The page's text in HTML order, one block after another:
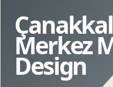
Merkez
Design